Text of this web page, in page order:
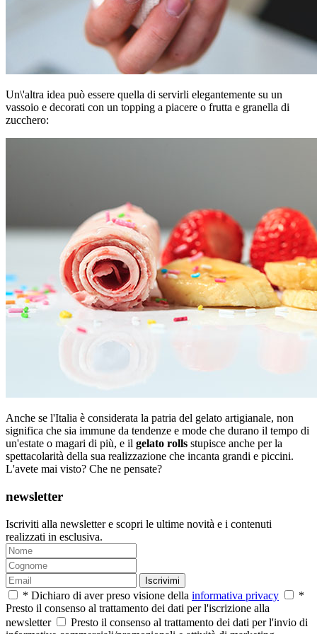
Un\'altra idea può essere quella di servirli elegantemente su un
vassoio e decorati con un topping a piacere o frutta e granella di
zucchero:
Anche se l'Italia è considerata la patria del gelato artigianale, non
significa che sia immune da tendenze e mode che durano il tempo di
un'estate o magari di più, e il gelato rolls stupisce anche per la
spettacolarità della sua realizzazione che incanta grandi e piccini.
L'avete mai visto? Che ne pensate?
newsletter
Iscriviti alla newsletter e scopri le ultime novità e i contenuti
realizzati in esclusiva.
Iscrivimi
* Dichiaro di aver preso visione della informativa privacy
*
Presto il consenso al trattamento dei dati per l'iscrizione alla
newsletter
Presto il consenso al trattamento dei dati per l'invio di